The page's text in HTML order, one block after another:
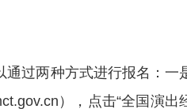
过两种方式进行报名：一
），点击“全国演出